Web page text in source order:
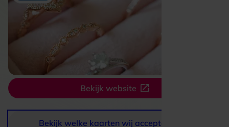
Bekijk website
Bekijk welke kaarten wij accepteren